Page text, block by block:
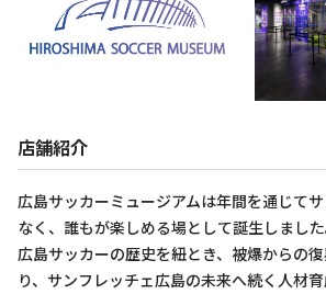
店舗紹介
広島サッカーミュージアムは年間を通じて
なく、誰もが楽しめる場として誕生しました
広島サッカーの歴史を紐とき、被爆からの
り、サンフレッチェ広島の未来へ続く人材